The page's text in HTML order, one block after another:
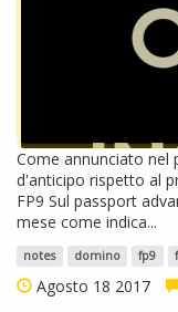
Come annunciato nel
d'anticipo rispetto al
FP9 Sul passport
mese come indica...
notes domino fp9
Agosto 18 2017